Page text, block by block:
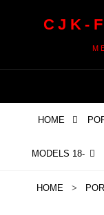
CJK-
HOME
MODELS 18-
HOME >